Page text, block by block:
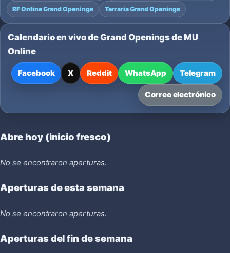
RF Online Grand Openings Terraria Grand Openings
Calendario en vivo de Grand Openings de MU
Online
Facebook X Reddit WhatsApp Telegram
Correo electrónico
Abre hoy (inicio fresco)
No se encontraron aperturas.
Aperturas de esta semana
No se encontraron aperturas.
Aperturas del fin de semana